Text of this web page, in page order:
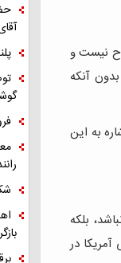
نیست و
آنکه
به این
بلکه
در